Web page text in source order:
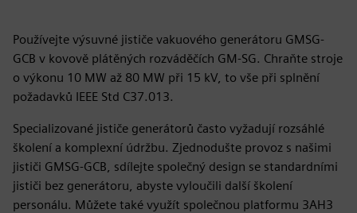
Používejte výsuvné jističe vakuového generátoru GMSG-
GCB v kovově plátěných rozváděčích GM-SG. Chraňte stroje
o výkonu 10 MW až 80 MW při 15 kV, to vše při splnění
požadavků IEEE Std C37.013.
Specializované jističe generátorů často vyžadují rozsáhlé
školení a komplexní údržbu. Zjednodušte provoz s našimi
jističi GMSG-GCB, sdílejte společný design se standardními
jističi bez generátoru, abyste vyloučili další školení
personálu. Můžete také využít společnou platformu 3AH3